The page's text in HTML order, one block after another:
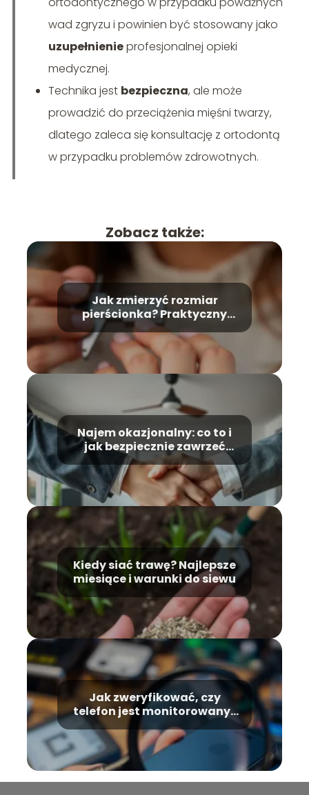
wad zgryzu i powinien być stosowany jako
uzupełnienieprofesjonalnej opieki
medycznej.
Technika jest bezpieczna, ale może
prowadzić do przeciążenia mięśni twarzy,
dlatego zaleca się konsultację z ortodontą
w przypadku problemów zdrowotnych.
Zobacz także:
Jak zmierzyć rozmiar
pierścionka? Praktyczny
przewodnik krok po kroku
Najem okazjonalny: co to i
jak bezpiecznie zawrzeć
umowę?
Kiedy siać trawę? Najlepsze
miesiące i warunki do siewu
Jak zweryfikować, czy
telefon jest monitorowany?
Oto efektywne metody